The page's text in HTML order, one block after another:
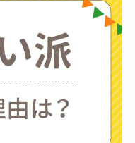
？三輪車とどっ
いい？買った人
悔を聞いてみた